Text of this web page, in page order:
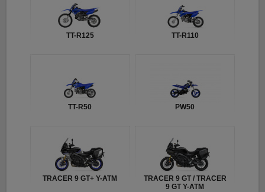
TT-R125 TT-R110
TT-R50 PW50
TRACER 9 GT+ Y-ATM
TRACER 9 GT / TRACER
9 GT Y-ATM